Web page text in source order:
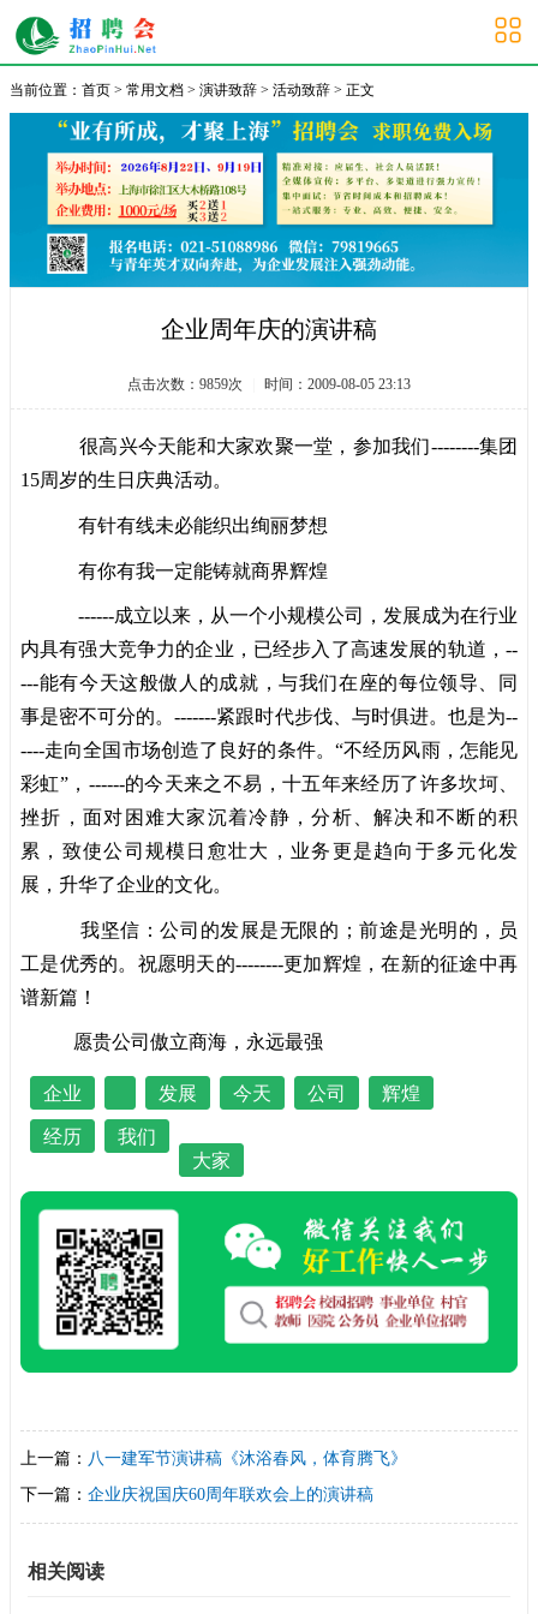
大学生招聘会
当前位置： 首页 > 常用文档 > 演讲致辞 > 活动致辞 > 正文
企业周年庆的演讲稿
点击次数： 9859次 时间：2009-08-05 23:13
很高兴今天能和大家欢聚一堂，参加我们--------集团
15周岁的生日庆典活动。
有针有线未必能织出绚丽梦想
有你有我一定能铸就商界辉煌
------成立以来，从一个小规模公司，发展成为在行业
内具有强大竞争力的企业，已经步入了高速发展的轨道，--
---能有今天这般傲人的成就，与我们在座的每位领导、同
事是密不可分的。-------紧跟时代步伐、与时俱进。也是为--
----走向全国市场创造了良好的条件。“不经历风雨，怎能见
彩虹”，------的今天来之不易，十五年来经历了许多坎坷、
挫折，面对困难大家沉着冷静，分析、解决和不断的积
累，致使公司规模日愈壮大，业务更是趋向于多元化发
展，升华了企业的文化。
我坚信：公司的发展是无限的；前途是光明的，员
工是优秀的。祝愿明天的--------更加辉煌，在新的征途中再
谱新篇！
愿贵公司傲立商海，永远最强
企业 发展 今天 公司 辉煌
经历
我们
大家
上一篇： 八一建军节演讲稿《沐浴春风，体育腾飞》
下一篇： 企业庆祝国庆60周年联欢会上的演讲稿
相关阅读